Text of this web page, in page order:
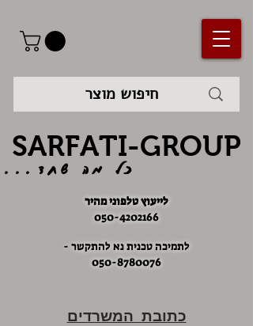
SARFATI-GROUP
לייעוץ טלפוני מהיר
050-4202166
לתמיכה טכנית נא להתקשר -
050-8780076
כל מה שחד...
כתובת המשרדים